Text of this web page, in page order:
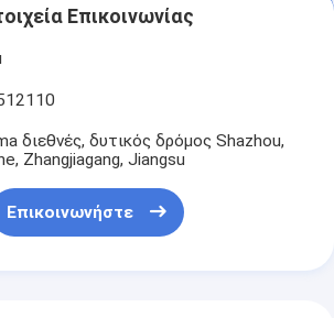
Επικοινωνίας
διεθνές, δυτικός δρόμος Shazhou,
Zhangjiagang, Jiangsu
Επικοινωνήστε